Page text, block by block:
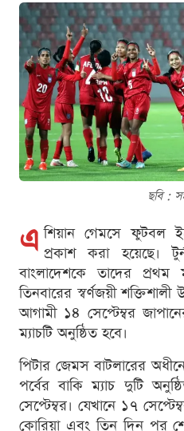
ছবি :
এ শিয়ান গেমসে ফুটবল
প্রকাশ করা হয়েছে।
বাংলাদেশকে তাদের
তিনবারের স্বর্ণজয়ী
আগামী ১৪ সেপ্টেম্বর
ম্যাচটি অনুষ্ঠিত হবে।
পিটার জেমস বাটলারের
পর্বের বাকি ম্যাচ দুটি
সেপ্টেম্বর। যেখানে ১৭
কোরিয়া এবং তিন দিন পর